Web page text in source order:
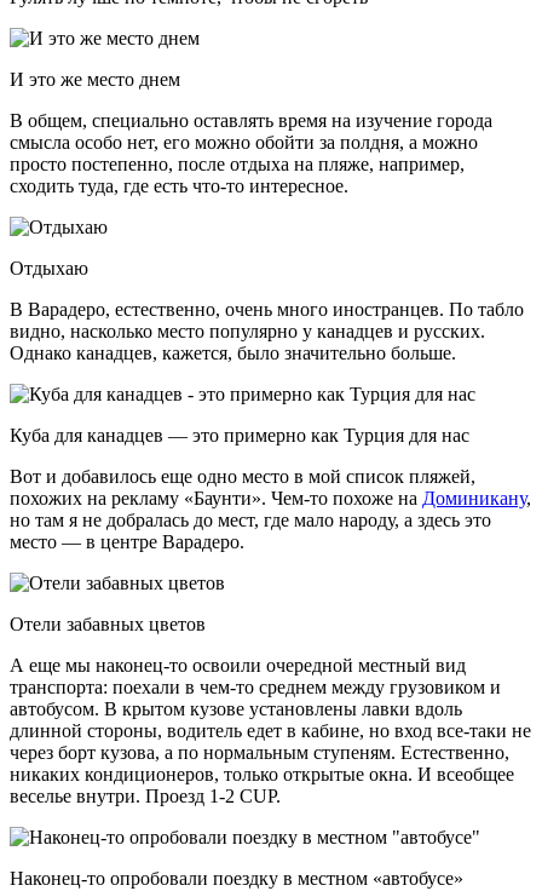
И это же место днем
В общем, специально оставлять время на изучение города
смысла особо нет, его можно обойти за полдня, а можно
просто постепенно, после отдыха на пляже, например,
сходить туда, где есть что-то интересное.
Отдыхаю
В Варадеро, естественно, очень много иностранцев. По табло
видно, насколько место популярно у канадцев и русских.
Однако канадцев, кажется, было значительно больше.
Куба для канадцев — это примерно как Турция для нас
Вот и добавилось еще одно место в мой список пляжей,
похожих на рекламу «Баунти». Чем-то похоже на Доминикану,
но там я не добралась до мест, где мало народу, а здесь это
место — в центре Варадеро.
Отели забавных цветов
А еще мы наконец-то освоили очередной местный вид
транспорта: поехали в чем-то среднем между грузовиком и
автобусом. В крытом кузове установлены лавки вдоль
длинной стороны, водитель едет в кабине, но вход все-таки не
через борт кузова, а по нормальным ступеням. Естественно,
никаких кондиционеров, только открытые окна. И всеобщее
веселье внутри. Проезд 1-2 CUP.
Наконец-то опробовали поездку в местном «автобусе»